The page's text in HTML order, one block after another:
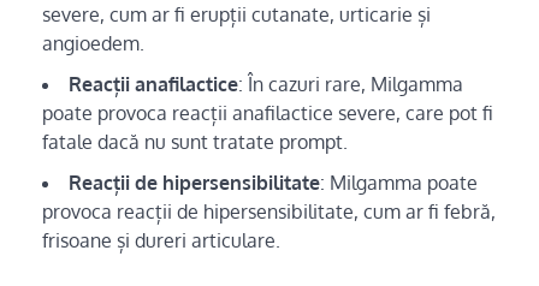
severe, cum ar fi erupții cutanate, urticarie și
angioedem.
Reacții anafilactice: În cazuri rare, Milgamma
poate provoca reacții anafilactice severe, care pot fi
fatale dacă nu sunt tratate prompt.
Reacții de hipersensibilitate: Milgamma poate
provoca reacții de hipersensibilitate, cum ar fi febră,
frisoane și dureri articulare.